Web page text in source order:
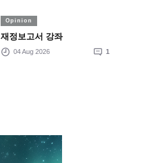
Opinion
재정보고서 강좌
04 Aug 2026 1